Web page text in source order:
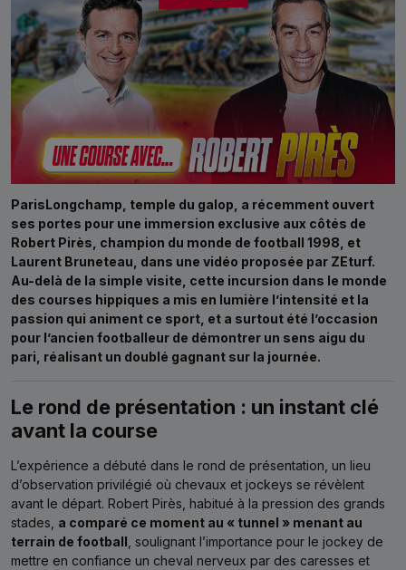
ParisLongchamp, temple du galop, a récemment ouvert
ses portes pour une immersion exclusive aux côtés de
Robert Pirès, champion du monde de football 1998, et
Laurent Bruneteau, dans une vidéo proposée par ZEturf.
Au-delà de la simple visite, cette incursion dans le monde
des courses hippiques a mis en lumière l’intensité et la
passion qui animent ce sport, et a surtout été l’occasion
pour l’ancien footballeur de démontrer un sens aigu du
pari, réalisant un doublé gagnant sur la journée.
Le rond de présentation : un instant clé
avant la course
L’expérience a débuté dans le rond de présentation, un lieu
d’observation privilégié où chevaux et jockeys se révèlent
avant le départ. Robert Pirès, habitué à la pression des grands
stades, a comparé ce moment au « tunnel » menant au
terrain de football , soulignant l’importance pour le jockey de
mettre en confiance un cheval nerveux par des caresses et